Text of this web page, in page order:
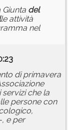
Giunta del
le attività
nel
di primavera
servizi che la
persone con
, e per